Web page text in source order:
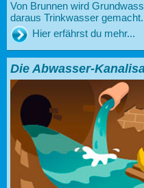
Von Brunnen wird
daraus Trinkwasser gemacht.
Hier erfährst du mehr...
Die Abwasser-